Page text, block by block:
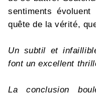
sentiments
quête de la vérité,
Un subtil et
font un excellent
La conclusion